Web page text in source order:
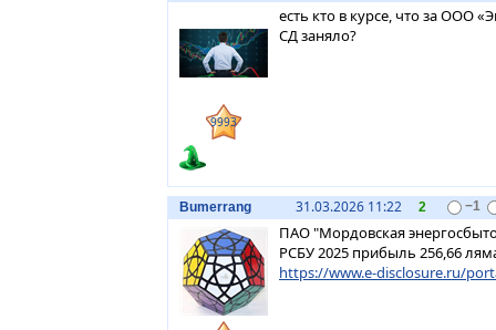
9993
есть кто в курсе, что за ООО
СД заняло?
Bumerrang 31.03.2026 11:22 2 −1
ПАО "Мордовская
РСБУ 2025 прибыль 256,66
https://www.e-disclosure.ru/